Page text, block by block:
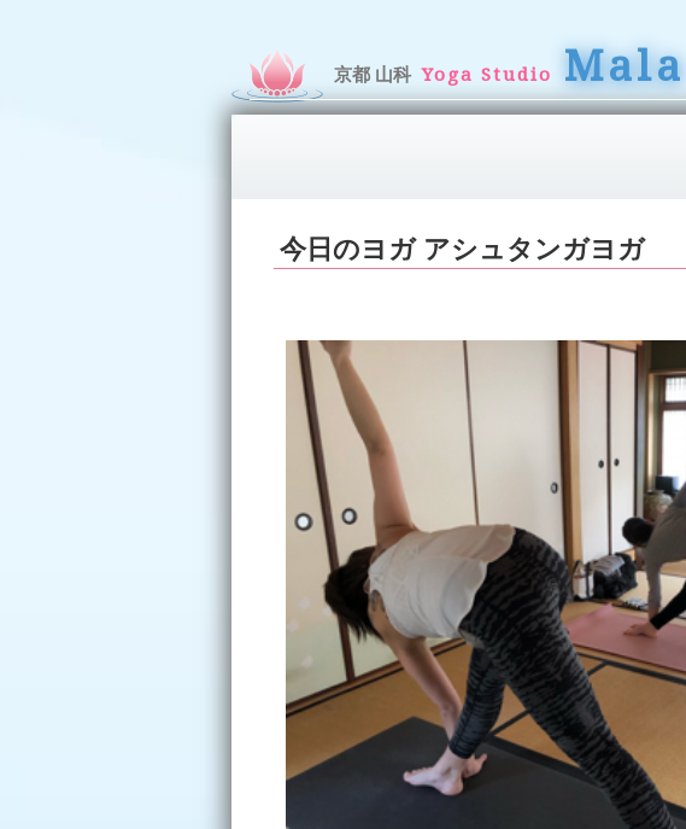
京都 山科 Yoga StudioMala
今日のヨガ アシュタンガヨガ